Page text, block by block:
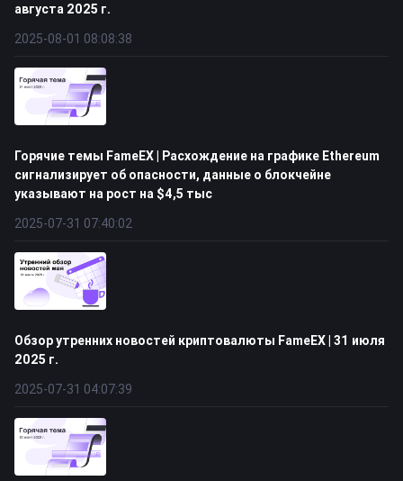
августа 2025 г.
2025-08-01 08:08:38
Горячие темы FameEX | Расхождение на графике Ethereum
сигнализирует об опасности, данные о блокчейне
указывают на рост на $4,5 тыс
2025-07-31 07:40:02
Обзор утренних новостей криптовалюты FameEX | 31 июля
2025 г.
2025-07-31 04:07:39